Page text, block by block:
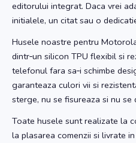
editorului integrat. Daca vrei
initialele, un citat sau o
Husele noastre pentru
dintr‑un silicon TPU flexibil si
telefonul fara sa‑i schimbe
garanteaza culori vii si
sterge, nu se fisureaza si nu se
Toate husele sunt realizate la
la plasarea comenzii si livrate